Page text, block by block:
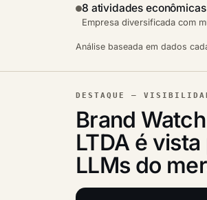
8 atividades econômicas
Empresa diversificada com
Análise baseada em dados
DESTAQUE —
Brand
LTDA é vista
LLMs do